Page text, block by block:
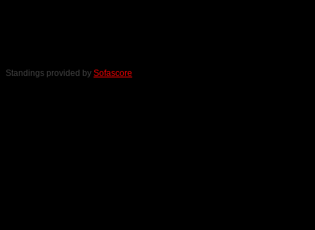
Standings provided by Sofascore